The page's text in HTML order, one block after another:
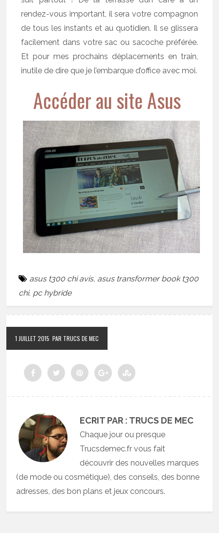
rendez-vous important, il sera votre compagnon
de tous les instants et au quotidien. Il se glissera
facilement dans votre sac ou sacoche préférée.
Et pour mes prochains déplacements en train,
inutile de dire que je l’embarque d’office avec moi.
Accéder au site Asus
asus t300 chi avis, asus transformer book t300
chi, pc hybride
1 JUILLET 2015 PAR TRUCS DE MEC
ECRIT PAR : TRUCS DE MEC
Chaque jour ou presque
Trucsdemec.fr vous fait
découvrir des nouvelles marques
(de mode ou cosmétique), des conseils, des bonne
adresses, des bon plans et jeux concours.